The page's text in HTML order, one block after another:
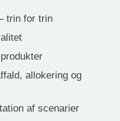
trin for trin
allokering og
af scenarier